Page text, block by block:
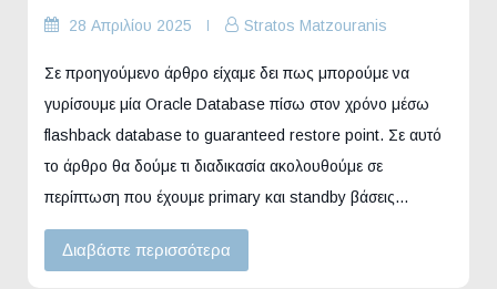
28 Απριλίου 2025 Stratos Matzouranis
Σε προηγούμενο άρθρο είχαμε δει πως μπορούμε να
γυρίσουμε μία Oracle Database πίσω στον χρόνο μέσω
flashback database to guaranteed restore point. Σε αυτό
το άρθρο θα δούμε τι διαδικασία ακολουθούμε σε
περίπτωση που έχουμε primary και standby βάσεις…
Διαβάστε περισσότερα